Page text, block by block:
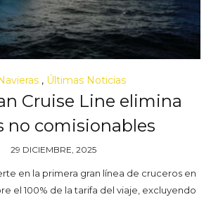
, Últimas Noticias
Cruise Line elimina
no comisionables
29 DICIEMBRE, 2025
en la primera gran línea de cruceros en
el 100% de la tarifa del viaje, excluyendo